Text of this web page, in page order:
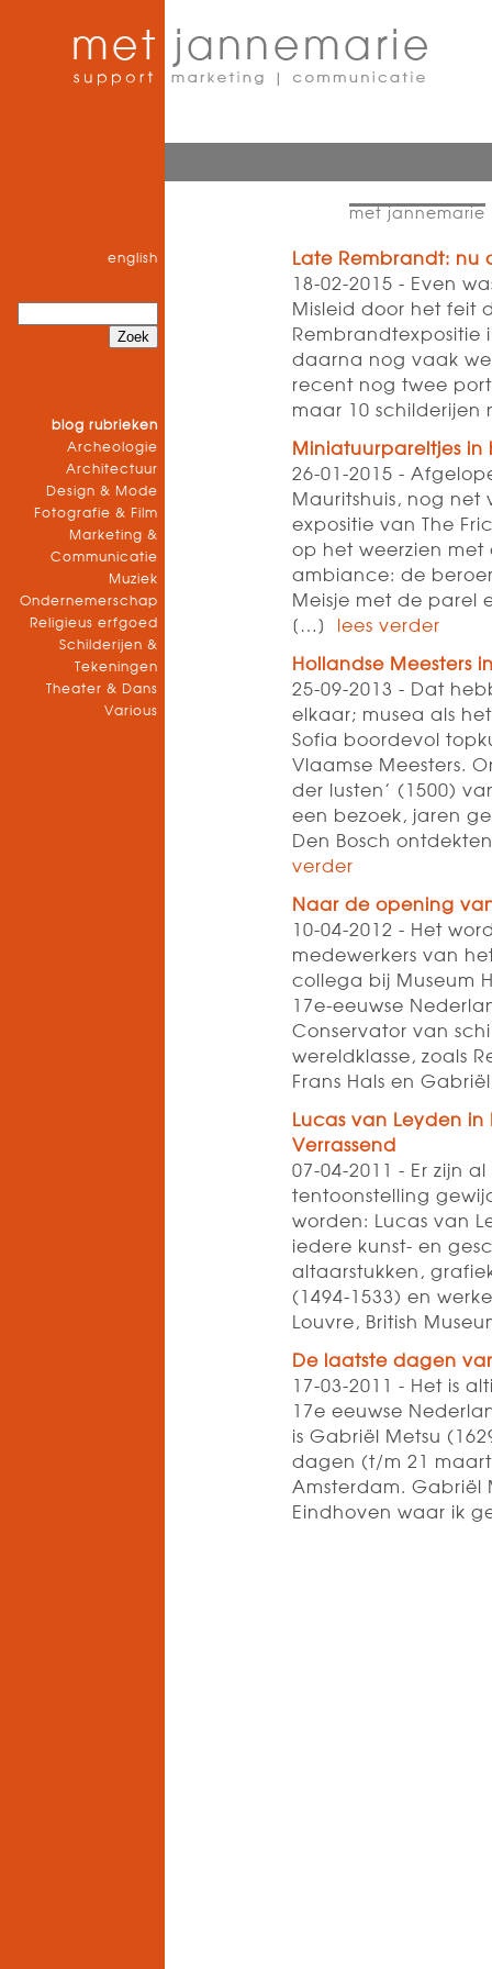
english
blog rubrieken
Archeologie
Architectuur
Design & Mode
Fotografie & Film
Marketing &
Communicatie
Muziek
Ondernemerschap
Religieus erfgoed
Schilderijen &
Tekeningen
Theater & Dans
Various
met jannemarie
Late Rembrandt: nu
18-02-2015 - Even
Misleid door het feit
Rembrandtexpositie
daarna nog vaak
recent nog twee
maar 10
Miniatuurpareltjes in
26-01-2015 -
Mauritshuis, nog
expositie van The
op het weerzien
ambiance: de
Meisje met de parel
[…]
lees verder
Hollandse Meesters
25-09-2013 - Dat
elkaar; musea als
Sofia boordevol
Vlaamse Meesters.
der lusten’ (1500)
een bezoek, jaren
Den Bosch
verder
Naar de opening
10-04-2012 - Het
medewerkers van
collega bij Museum
17e-eeuwse
Conservator van
wereldklasse, zoals
Frans Hals en
Lucas van Leyden
Verrassend
07-04-2011 - Er zijn
tentoonstelling
worden: Lucas van
iedere kunst- en
altaarstukken,
(1494-1533) en
Louvre, British
De laatste dagen
17-03-2011 - Het is
17e eeuwse
is Gabriël Metsu
dagen (t/m 21
Amsterdam. Gabriël
Eindhoven waar ik